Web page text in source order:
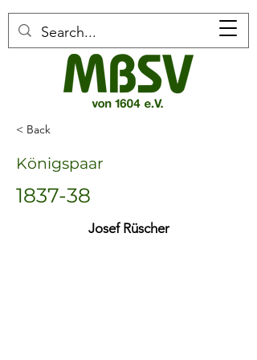
< Back
Königspaar
1837-38
Josef Rüscher